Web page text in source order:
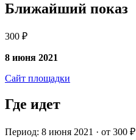
Ближайший показ
300 ₽
8 июня 2021
Сайт площадки
Где идет
Период: 8 июня 2021 · от 300 ₽